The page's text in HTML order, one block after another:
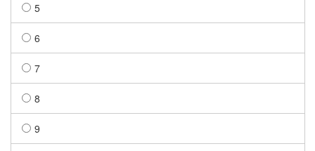
5
6
7
8
9